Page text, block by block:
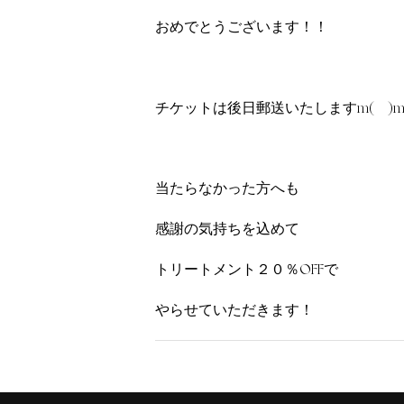
おめでとうございます！！
チケットは後日郵送いたしますm(_ _)m
当たらなかった方へも
感謝の気持ちを込めて
トリートメント２０％OFFで
やらせていただきます！